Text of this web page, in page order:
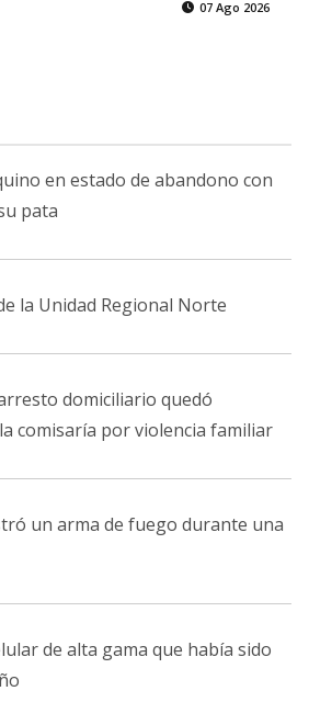
07 Ago 2026
en estado de abandono con
pata
la Unidad Regional Norte
domiciliario quedó
comisaría por violencia familiar
un arma de fuego durante una
de alta gama que había sido